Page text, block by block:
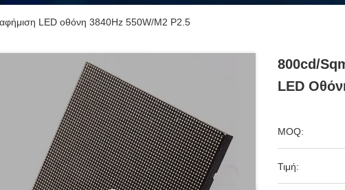
LED οθόνη 3840Hz 550W/M2 P2.5
800cd/
LED
MOQ:
Τιμή: